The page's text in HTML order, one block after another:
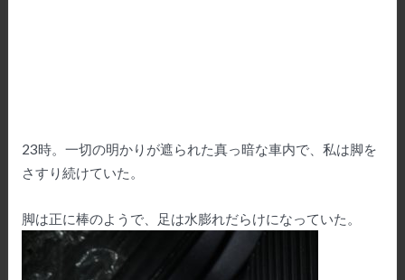
23時。一切の明かりが遮られた真っ暗な車内で、私は脚を
さすり続けていた。
脚は正に棒のようで、足は水膨れだらけになっていた。